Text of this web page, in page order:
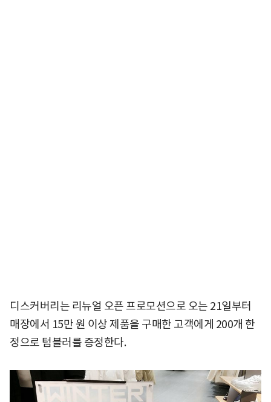
디스커버리는 리뉴얼 오픈 프로모션으로 오는 21일부터
매장에서 15만 원 이상 제품을 구매한 고객에게 200개 한
정으로 텀블러를 증정한다.